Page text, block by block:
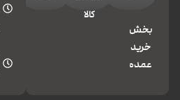
بخش
خرید
عمده
کالا